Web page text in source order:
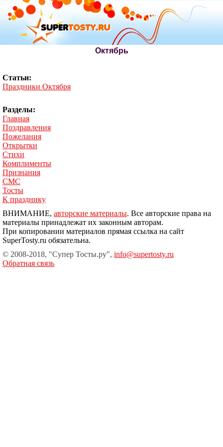
Октябрь
Статьи:
Праздники Октября
Разделы:
Главная
Поздравления
Пожелания
Открытки
Стихи
Комплименты
Признания
СМС
Тосты
К празднику
ВНИМАНИЕ, авторские материалы. Все авторские права на
материалы принадлежат их законным авторам.
При копировании материалов прямая ссылка на сайт
SuperTosty.ru обязательна.
© 2008-2018, "Супер Тосты.ру", info@supertosty.ru
Обратная связь